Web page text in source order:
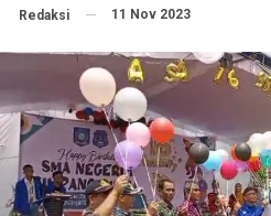
Redaksi 11 Nov 2023